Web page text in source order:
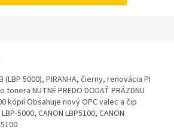
(LBP 5000), PIRANHA, čierny, renovácia PI
NUTNÉ PREDO DODAŤ PRÁZDNU
kópií Obsahuje nový OPC valec a čip
5000, CANON LBP5100, CANON